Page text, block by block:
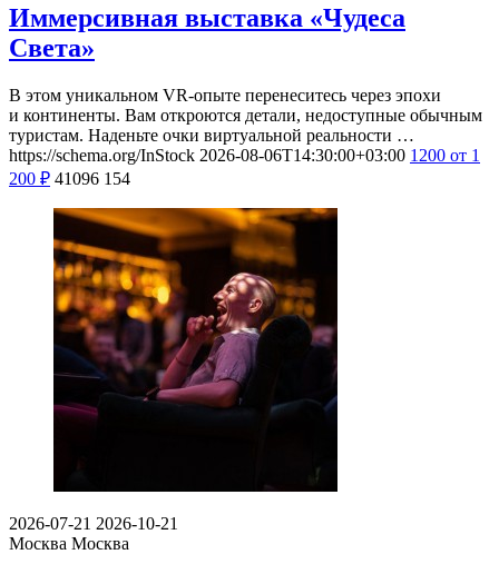
Иммерсивная выставка «Чудеса
Света»
В этом уникальном VR-опыте перенеситесь через эпохи
и континенты. Вам откроются детали, недоступные обычным
туристам. Наденьте очки виртуальной реальности …
https://schema.org/InStock 2026-08-06T14:30:00+03:00 1200 от 1
200 ₽ 41096 154
2026-07-21 2026-10-21
Москва Москва